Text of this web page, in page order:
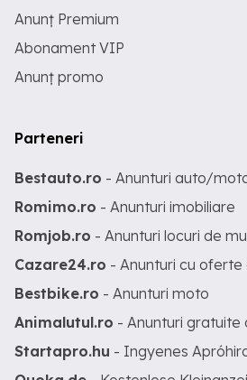
Anunț Premium
Abonament VIP
Anunț promo
Parteneri
Bestauto.ro - Anunturi auto/
Romimo.ro - Anunturi imobiliare
Romjob.ro - Anunturi locuri de
Cazare24.ro - Anunturi cu oferte
Bestbike.ro - Anunturi moto
Animalutul.ro - Anunturi gratuite
Startapro.hu - Ingyenes